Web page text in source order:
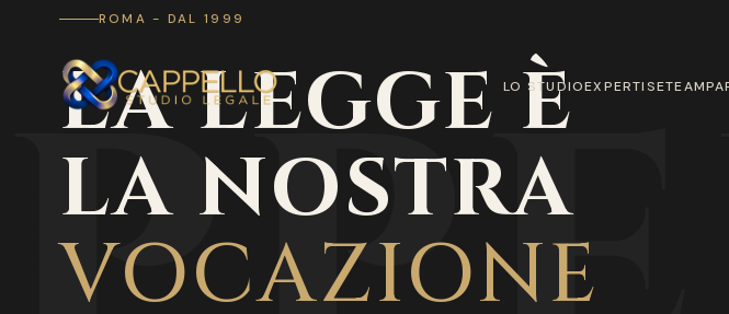
LO STUDIOEXPERTISETEAM
ROMA - DAL 1999
LA LEGGE È
LA NOSTRA
VOCAZIONE